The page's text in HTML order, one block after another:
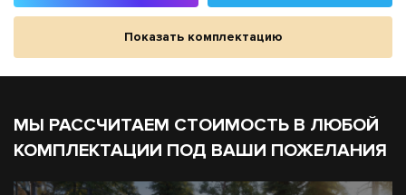
Показать комплектацию
МЫ РАССЧИТАЕМ СТОИМОСТЬ В ЛЮБОЙ
КОМПЛЕКТАЦИИ ПОД ВАШИ ПОЖЕЛАНИЯ